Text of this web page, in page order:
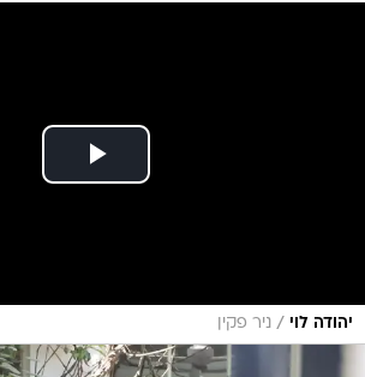
יהודה לוי / ניר פקין